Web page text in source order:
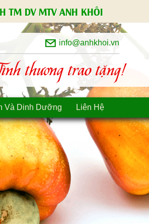
TM DV MTV ANH KHÔI
info@anhkhoi.vn
thương trao tặng!
Và Dinh Dưỡng Liên Hệ